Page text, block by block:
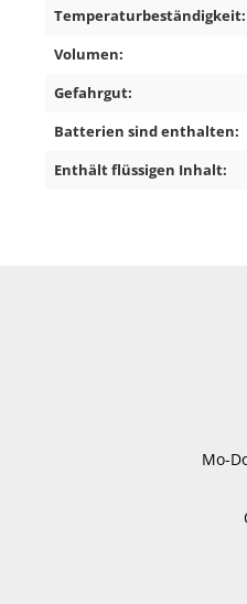
Temperaturbeständigkeit:
Volumen:
Gefahrgut:
Batterien sind enthalten:
Enthält flüssigen Inhalt:
Mo-